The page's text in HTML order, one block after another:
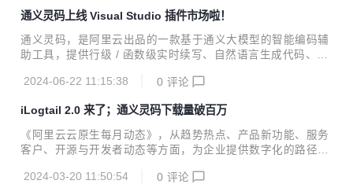
通义灵码上线 Visual Studio 插件市场啦！
通义灵码，是阿里云出品的一款基于通义大模型的智能编码辅
助工具，提供行级 / 函数级实时续写、自然语言生成代码、单
答、异常报错排查等能力，提供代码智能生成、研发智能问答
2024-06-22 11:15:38 0 评论
iLogtail 2.0 来了；通义灵码下载量破百万
《阿里云云原生每月动态》，从趋势热点、产品新功能、服务
客户、开源与开发者动态等方面，为企业提供数字化的路径与
2024-03-20 11:50:54
0 评论